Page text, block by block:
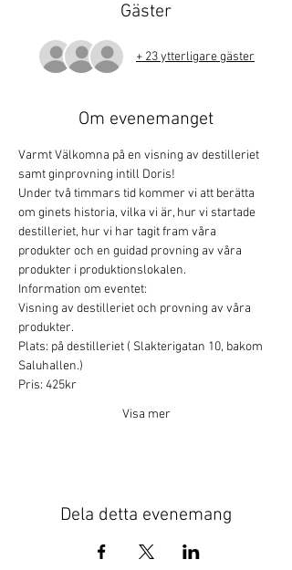
Gäster
+ 23 ytterligare gäster
Om evenemanget
Varmt Välkomna på en visning av destilleriet
samt ginprovning intill Doris!
Under två timmars tid kommer vi att berätta
om ginets historia, vilka vi är, hur vi startade
destilleriet, hur vi har tagit fram våra
produkter och en guidad provning av våra
produkter i produktionslokalen.
Information om eventet:
Visning av destilleriet och provning av våra
produkter.
Plats: på destilleriet ( Slakterigatan 10, bakom
Saluhallen.)
Pris: 425kr
Visa mer
Dela detta evenemang